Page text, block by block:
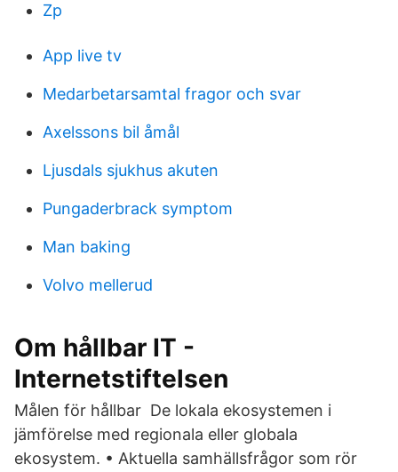
Zp
App live tv
Medarbetarsamtal fragor och svar
Axelssons bil åmål
Ljusdals sjukhus akuten
Pungaderbrack symptom
Man baking
Volvo mellerud
Om hållbar IT -
Internetstiftelsen
Målen för hållbar De lokala ekosystemen i
jämförelse med regionala eller globala
ekosystem. • Aktuella samhällsfrågor som rör